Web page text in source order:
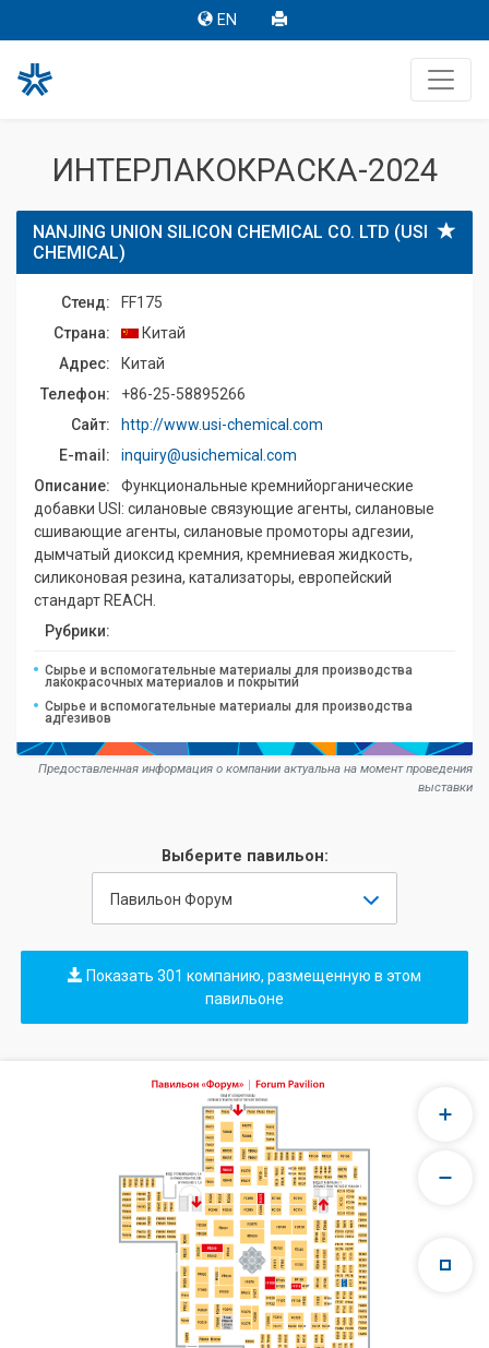
EN
ИНТЕРЛАКОКРАСКА-2024
NANJING UNION SILICON CHEMICAL CO. LTD (USI
CHEMICAL)
Стенд:
FF175
Страна:
Китай
Адрес:
Китай
Телефон:
+86-25-58895266
Сайт:
http://www.usi-chemical.com
E-mail:
inquiry@usichemical.com
Описание:
Функциональные кремнийорганические
добавки USI: силановые связующие агенты, силановые
сшивающие агенты, силановые промоторы адгезии,
дымчатый диоксид кремния, кремниевая жидкость,
силиконовая резина, катализаторы, европейский
стандарт REACH.
Рубрики:
Сырье и вспомогательные материалы для производства
лакокрасочных материалов и покрытий
Сырье и вспомогательные материалы для производства
адгезивов
Предоставленная информация о компании актуальна на момент проведения
выставки
Выберите павильон:
Павильон Форум
Показать 301 компанию, размещенную в этом
павильоне